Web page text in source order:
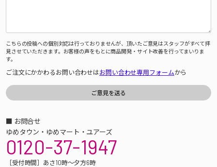
こちらの投稿への個別対応は行っておりませんが、頂いたご意見はスタッフがすべて拝
見させていただきます。お客様の声をもとに商品開発・サイト改善を行ってまいりま
す。
ご注文にかかわるお問い合わせはお問い合わせ専用フォームから
■ お問合せ
ゆめタウン・ゆめマート・ユアーズ
0120-37-1947
［受付時間］あさ10時～夕方6時